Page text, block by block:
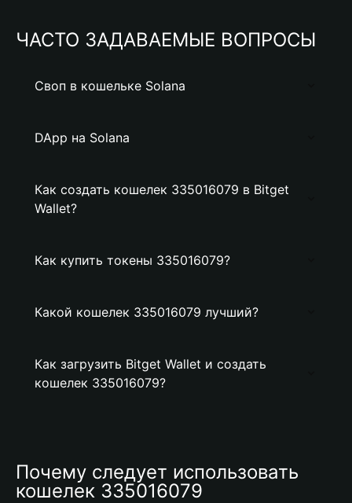
ЧАСТО ЗАДАВАЕМЫЕ ВОПРОСЫ
Своп в кошельке Solana
DApp на Solana
Как создать кошелек 335016079 в Bitget
Wallet?
Как купить токены 335016079?
Какой кошелек 335016079 лучший?
Как загрузить Bitget Wallet и создать
кошелек 335016079?
Почему следует использовать
кошелек 335016079